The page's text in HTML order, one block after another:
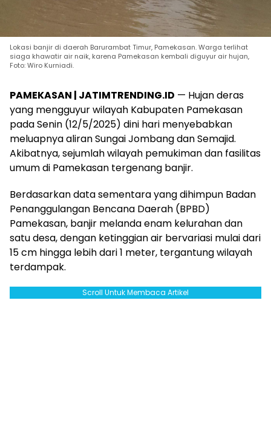
Lokasi banjir di daerah Barurambat Timur, Pamekasan. Warga terlihat
siaga khawatir air naik, karena Pamekasan kembali diguyur air hujan,
Foto: Wiro Kurniadi.
PAMEKASAN | JATIMTRENDING.ID — Hujan deras
yang mengguyur wilayah Kabupaten Pamekasan
pada Senin (12/5/2025) dini hari menyebabkan
meluapnya aliran Sungai Jombang dan Semajid.
Akibatnya, sejumlah wilayah pemukiman dan fasilitas
umum di Pamekasan tergenang banjir.
Berdasarkan data sementara yang dihimpun Badan
Penanggulangan Bencana Daerah (BPBD)
Pamekasan, banjir melanda enam kelurahan dan
satu desa, dengan ketinggian air bervariasi mulai dari
15 cm hingga lebih dari 1 meter, tergantung wilayah
terdampak.
Scroll Untuk Membaca Artikel